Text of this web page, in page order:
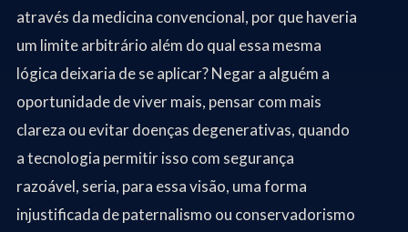
através da medicina convencional, por que haveria
um limite arbitrário além do qual essa mesma
lógica deixaria de se aplicar? Negar a alguém a
oportunidade de viver mais, pensar com mais
clareza ou evitar doenças degenerativas, quando
a tecnologia permitir isso com segurança
razoável, seria, para essa visão, uma forma
injustificada de paternalismo ou conservadorismo